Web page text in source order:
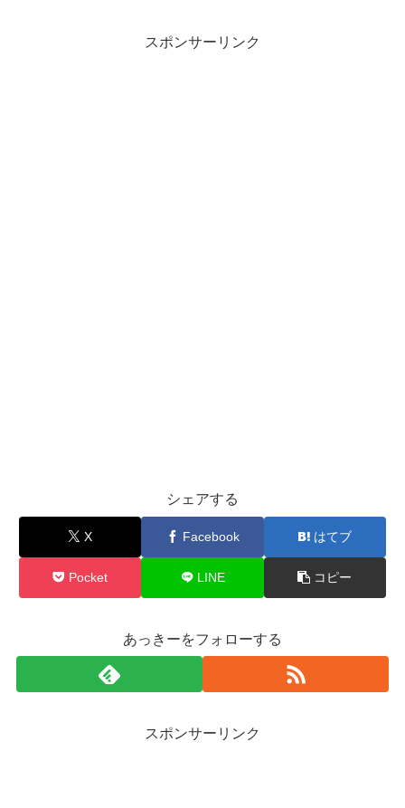
スポンサーリンク
シェアする
X Facebook はてブ
Pocket LINE コピー
あっきーをフォローする
スポンサーリンク